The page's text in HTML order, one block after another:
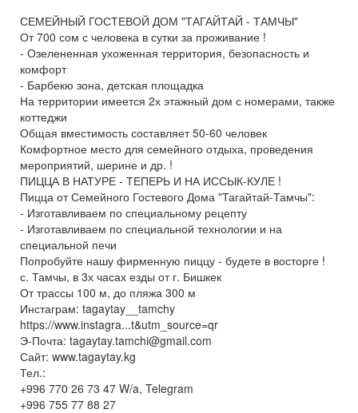
СЕМЕЙНЫЙ ГОСТЕВОЙ ДОМ "ТАГАЙТАЙ - ТАМЧЫ"
От 700 сом с человека в сутки за проживание !
- Озелененная ухоженная территория, безопасность и
комфорт
- Барбекю зона, детская площадка
На территории имеется 2х этажный дом с номерами, также
коттеджи
Общая вместимость составляет 50-60 человек
Комфортное место для семейного отдыха, проведения
мероприятий, шерине и др. !
ПИЦЦА В НАТУРЕ - ТЕПЕРЬ И НА ИССЫК-КУЛЕ !
Пицца от Семейного Гостевого Дома "Тагайтай-Тамчы":
- Изготавливаем по специальному рецепту
- Изготавливаем по специальной технологии и на
специальной печи
Попробуйте нашу фирменную пиццу - будете в восторге !
с. Тамчы, в 3х часах езды от г. Бишкек
От трассы 100 м, до пляжа 300 м
Инстаграм: tagaytay__tamchy
https://www.instagra...t&utm_source=qr
Э-Почта: tagaytay.tamchi@gmail.com
Сайт: www.tagaytay.kg
Тел.:
+996 770 26 73 47 W/a, Telegram
+996 755 77 88 27